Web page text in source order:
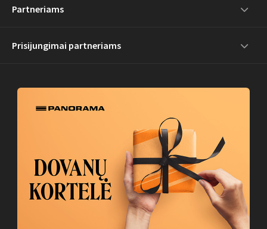
Partneriams
Prisijungimai partneriams